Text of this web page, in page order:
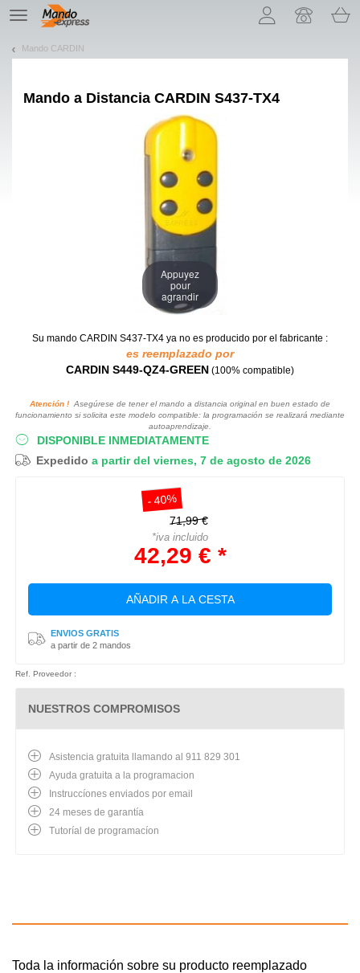
TE
navigation
Mando CARDIN
Mando a Distancia CARDIN S437-TX4
Appuyez
pour
agrandir
Su mando CARDIN S437-TX4 ya no es producido por el fabricante :
es reemplazado por
CARDIN S449-QZ4-GREEN (100% compatible)
Atención ! Asegúrese de tener el mando a distancia original en buen estado de
funcionamiento si solicita este modelo compatible: la programación se realizará mediante
autoaprendizaje.
DISPONIBLE INMEDIATAMENTE
Expedido a partir del viernes, 7 de agosto de 2026
- 40%
71,99 €
*iva incluido
42,29 € *
AÑADIR A LA CESTA
ENVIOS GRATIS
a partir de 2 mandos
Ref. Proveedor :
NUESTROS COMPROMISOS
Asistencia gratuita llamando al 911 829 301
Ayuda gratuita a la programacion
Instruccíones enviados por email
24 meses de garantía
Tutoríal de programacíon
Toda la información sobre su producto reemplazado
¡Permítenos presentarte nuestras cookies!